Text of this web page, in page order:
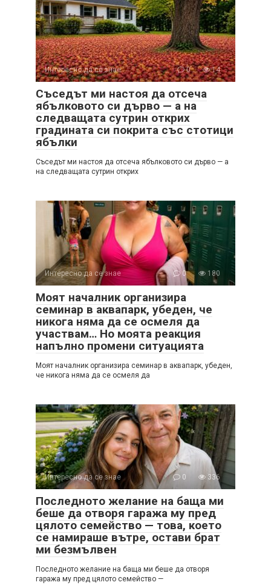
Интересно да се знае 0 14
Съседът ми настоя да отсеча
ябълковото си дърво — а на
следващата сутрин открих
градината си покрита със стотици
ябълки
Съседът ми настоя да отсеча ябълковото си дърво — а
на следващата сутрин открих
Интересно да се знае 0 180
Моят началник организира
семинар в аквапарк, убеден, че
никога няма да се осмеля да
участвам… Но моята реакция
напълно промени ситуацията
Моят началник организира семинар в аквапарк, убеден,
че никога няма да се осмеля да
Интересно да се знае 0 336
Последното желание на баща ми
беше да отворя гаража му пред
цялото семейство — това, което
се намираше вътре, остави брат
ми безмълвен
Последното желание на баща ми беше да отворя
гаража му пред цялото семейство —